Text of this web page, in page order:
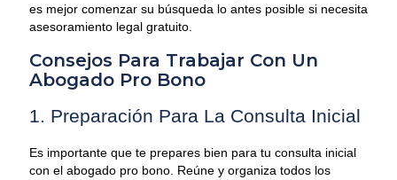
es mejor comenzar su búsqueda lo antes posible si necesita
asesoramiento legal gratuito.
Consejos Para Trabajar Con Un
Abogado Pro Bono
1. Preparación Para La Consulta Inicial
Es importante que te prepares bien para tu consulta inicial
con el abogado pro bono. Reúne y organiza todos los